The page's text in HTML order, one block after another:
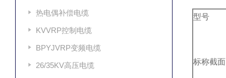
热电偶补偿电缆
KVVRP控制电缆
BPYJVRP变频电缆
26/35KV高压电缆
型号
标称截